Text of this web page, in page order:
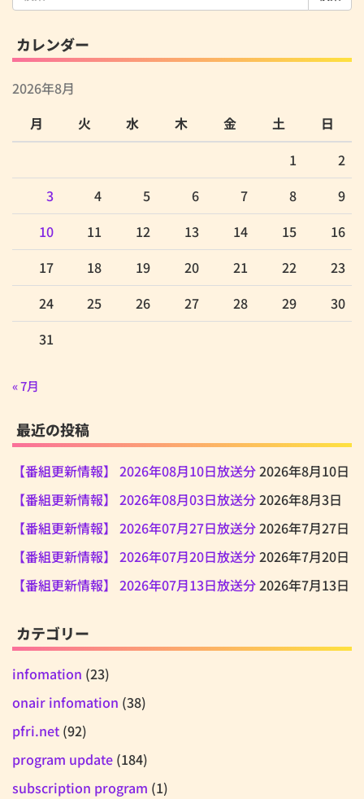
索:
カレンダー
2026年8月
月
火 水 木 金 土
日
1
2
3
4 5 6 7 8
9
10
11 12 13 14 15
16
17
18 19 20 21 22
23
24
25 26 27 28 29
30
31
« 7月
最近の投稿
【番組更新情報】 2026年08月10日放送分2026年8月10日
【番組更新情報】 2026年08月03日放送分2026年8月3日
【番組更新情報】 2026年07月27日放送分2026年7月27日
【番組更新情報】 2026年07月20日放送分2026年7月20日
【番組更新情報】 2026年07月13日放送分2026年7月13日
カテゴリー
infomation (23)
onair infomation (38)
pfri.net (92)
program update (184)
subscription program (1)